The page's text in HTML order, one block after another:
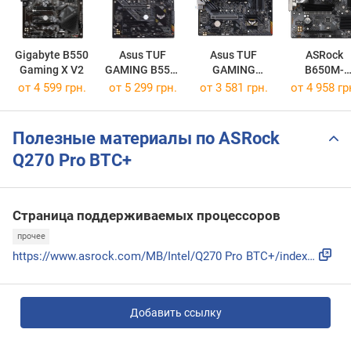
Gigabyte B550
Gaming X V2
Asus TUF
GAMING B550-
PLUS
Asus TUF
GAMING
A520M-PLUS
ASRock
B650M-
HDV/M.2
от 4 599 грн. от 5 299 грн. от 3 581 грн. от 4 958
Полезные материалы по ASRock
Q270 Pro BTC+
Страница поддерживаемых процессоров
прочее
https://www.asrock.com/MB/Intel/Q270 Pro BTC+/index.ru.asp#...
Добавить ссылку